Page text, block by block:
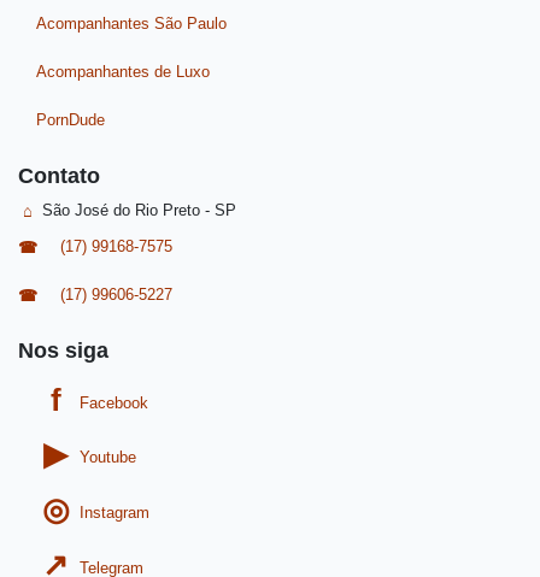
Acompanhantes São Paulo
Acompanhantes de Luxo
PornDude
Contato
São José do Rio Preto - SP
(17) 99168-7575
(17) 99606-5227
Nos siga
Facebook
Youtube
Instagram
Telegram